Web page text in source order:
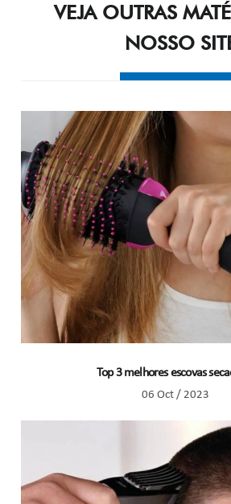
VEJA OUTRAS
NOSSO
Top 3 melhores escovas
06 Oct / 2023